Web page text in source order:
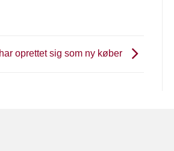
oprettet sig som ny køber